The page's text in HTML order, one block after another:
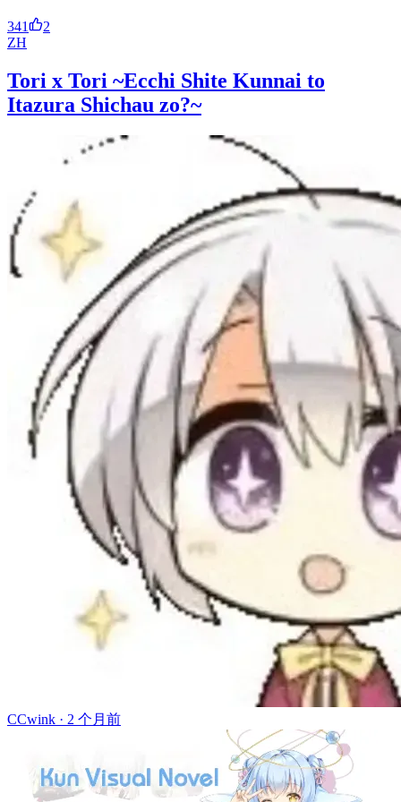
341
2
ZH
Tori x Tori ~Ecchi Shite Kunnai to
Itazura Shichau zo?~
CCwink · 2 个月前